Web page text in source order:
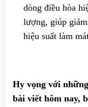
dòng điều hòa
lượng, giúp
hiệu suất làm
Hy vọng với
bài viết hôm nay,